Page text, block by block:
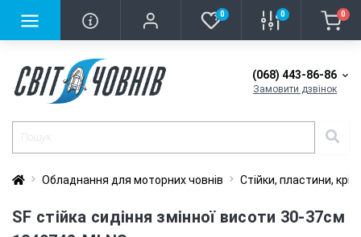
0 0 0
(068) 443-86-86
Замовити дзвінок
Обладнання для моторних човнів Стійки, пластини,
SF стійка сидіння змінної висоти 30-37см